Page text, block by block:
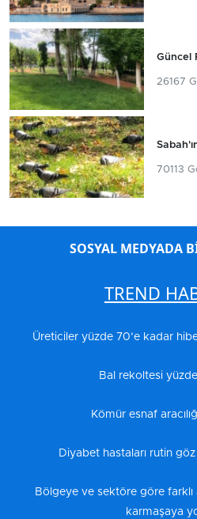
Güncel
26167
70113
SOSYAL MEDYADA
TREND
Üreticiler yüzde 70’e kadar
Bal rekoltesi
Kömür esnaf
Diyabet hastaları rutin
Bölgeye ve sektöre göre farklı
karmaşaya